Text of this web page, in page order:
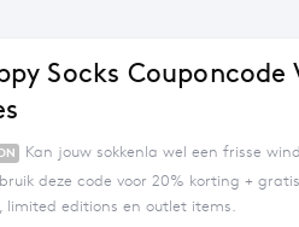
Socks
Kan jouw sokkenla wel een frisse
deze code voor 20% korting +
limited editions en outlet items.